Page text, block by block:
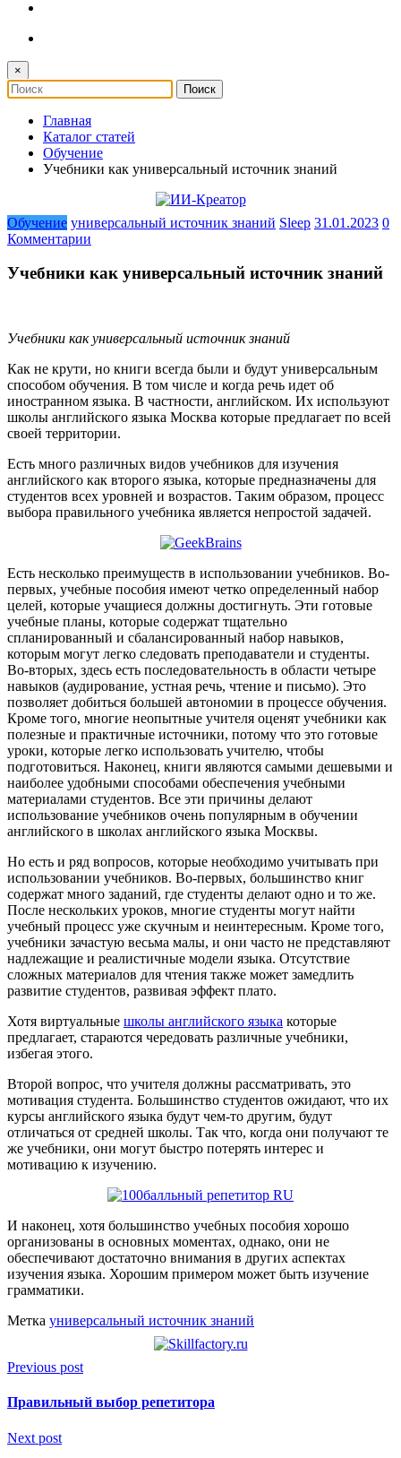
×
Главная
Каталог статей
Обучение
Учебники как универсальный источник знаний
Обучение универсальный источник знаний Sleep 31.01.2023 0
Комментарии
Учебники как универсальный источник знаний
Учебники как универсальный источник знаний
Как не крути, но книги всегда были и будут универсальным
способом обучения. В том числе и когда речь идет об
иностранном языка. В частности, английском. Их используют
школы английского языка Москва которые предлагает по всей
своей территории.
Есть много различных видов учебников для изучения
английского как второго языка, которые предназначены для
студентов всех уровней и возрастов. Таким образом, процесс
выбора правильного учебника является непростой задачей.
Есть несколько преимуществ в использовании учебников. Во-
первых, учебные пособия имеют четко определенный набор
целей, которые учащиеся должны достигнуть. Эти готовые
учебные планы, которые содержат тщательно
спланированный и сбалансированный набор навыков,
которым могут легко следовать преподаватели и студенты.
Во-вторых, здесь есть последовательность в области четыре
навыков (аудирование, устная речь, чтение и письмо). Это
позволяет добиться большей автономии в процессе обучения.
Кроме того, многие неопытные учителя оценят учебники как
полезные и практичные источники, потому что это готовые
уроки, которые легко использовать учителю, чтобы
подготовиться. Наконец, книги являются самыми дешевыми и
наиболее удобными способами обеспечения учебными
материалами студентов. Все эти причины делают
использование учебников очень популярным в обучении
английского в школах английского языка Москвы.
Но есть и ряд вопросов, которые необходимо учитывать при
использовании учебников. Во-первых, большинство книг
содержат много заданий, где студенты делают одно и то же.
После нескольких уроков, многие студенты могут найти
учебный процесс уже скучным и неинтересным. Кроме того,
учебники зачастую весьма малы, и они часто не представляют
надлежащие и реалистичные модели языка. Отсутствие
сложных материалов для чтения также может замедлить
развитие студентов, развивая эффект плато.
Хотя виртуальные школы английского языка которые
предлагает, стараются чередовать различные учебники,
избегая этого.
Второй вопрос, что учителя должны рассматривать, это
мотивация студента. Большинство студентов ожидают, что их
курсы английского языка будут чем-то другим, будут
отличаться от средней школы. Так что, когда они получают те
же учебники, они могут быстро потерять интерес и
мотивацию к изучению.
И наконец, хотя большинство учебных пособия хорошо
организованы в основных моментах, однако, они не
обеспечивают достаточно внимания в других аспектах
изучения языка. Хорошим примером может быть изучение
грамматики.
Метка универсальный источник знаний
Previous post
Правильный выбор репетитора
Next post